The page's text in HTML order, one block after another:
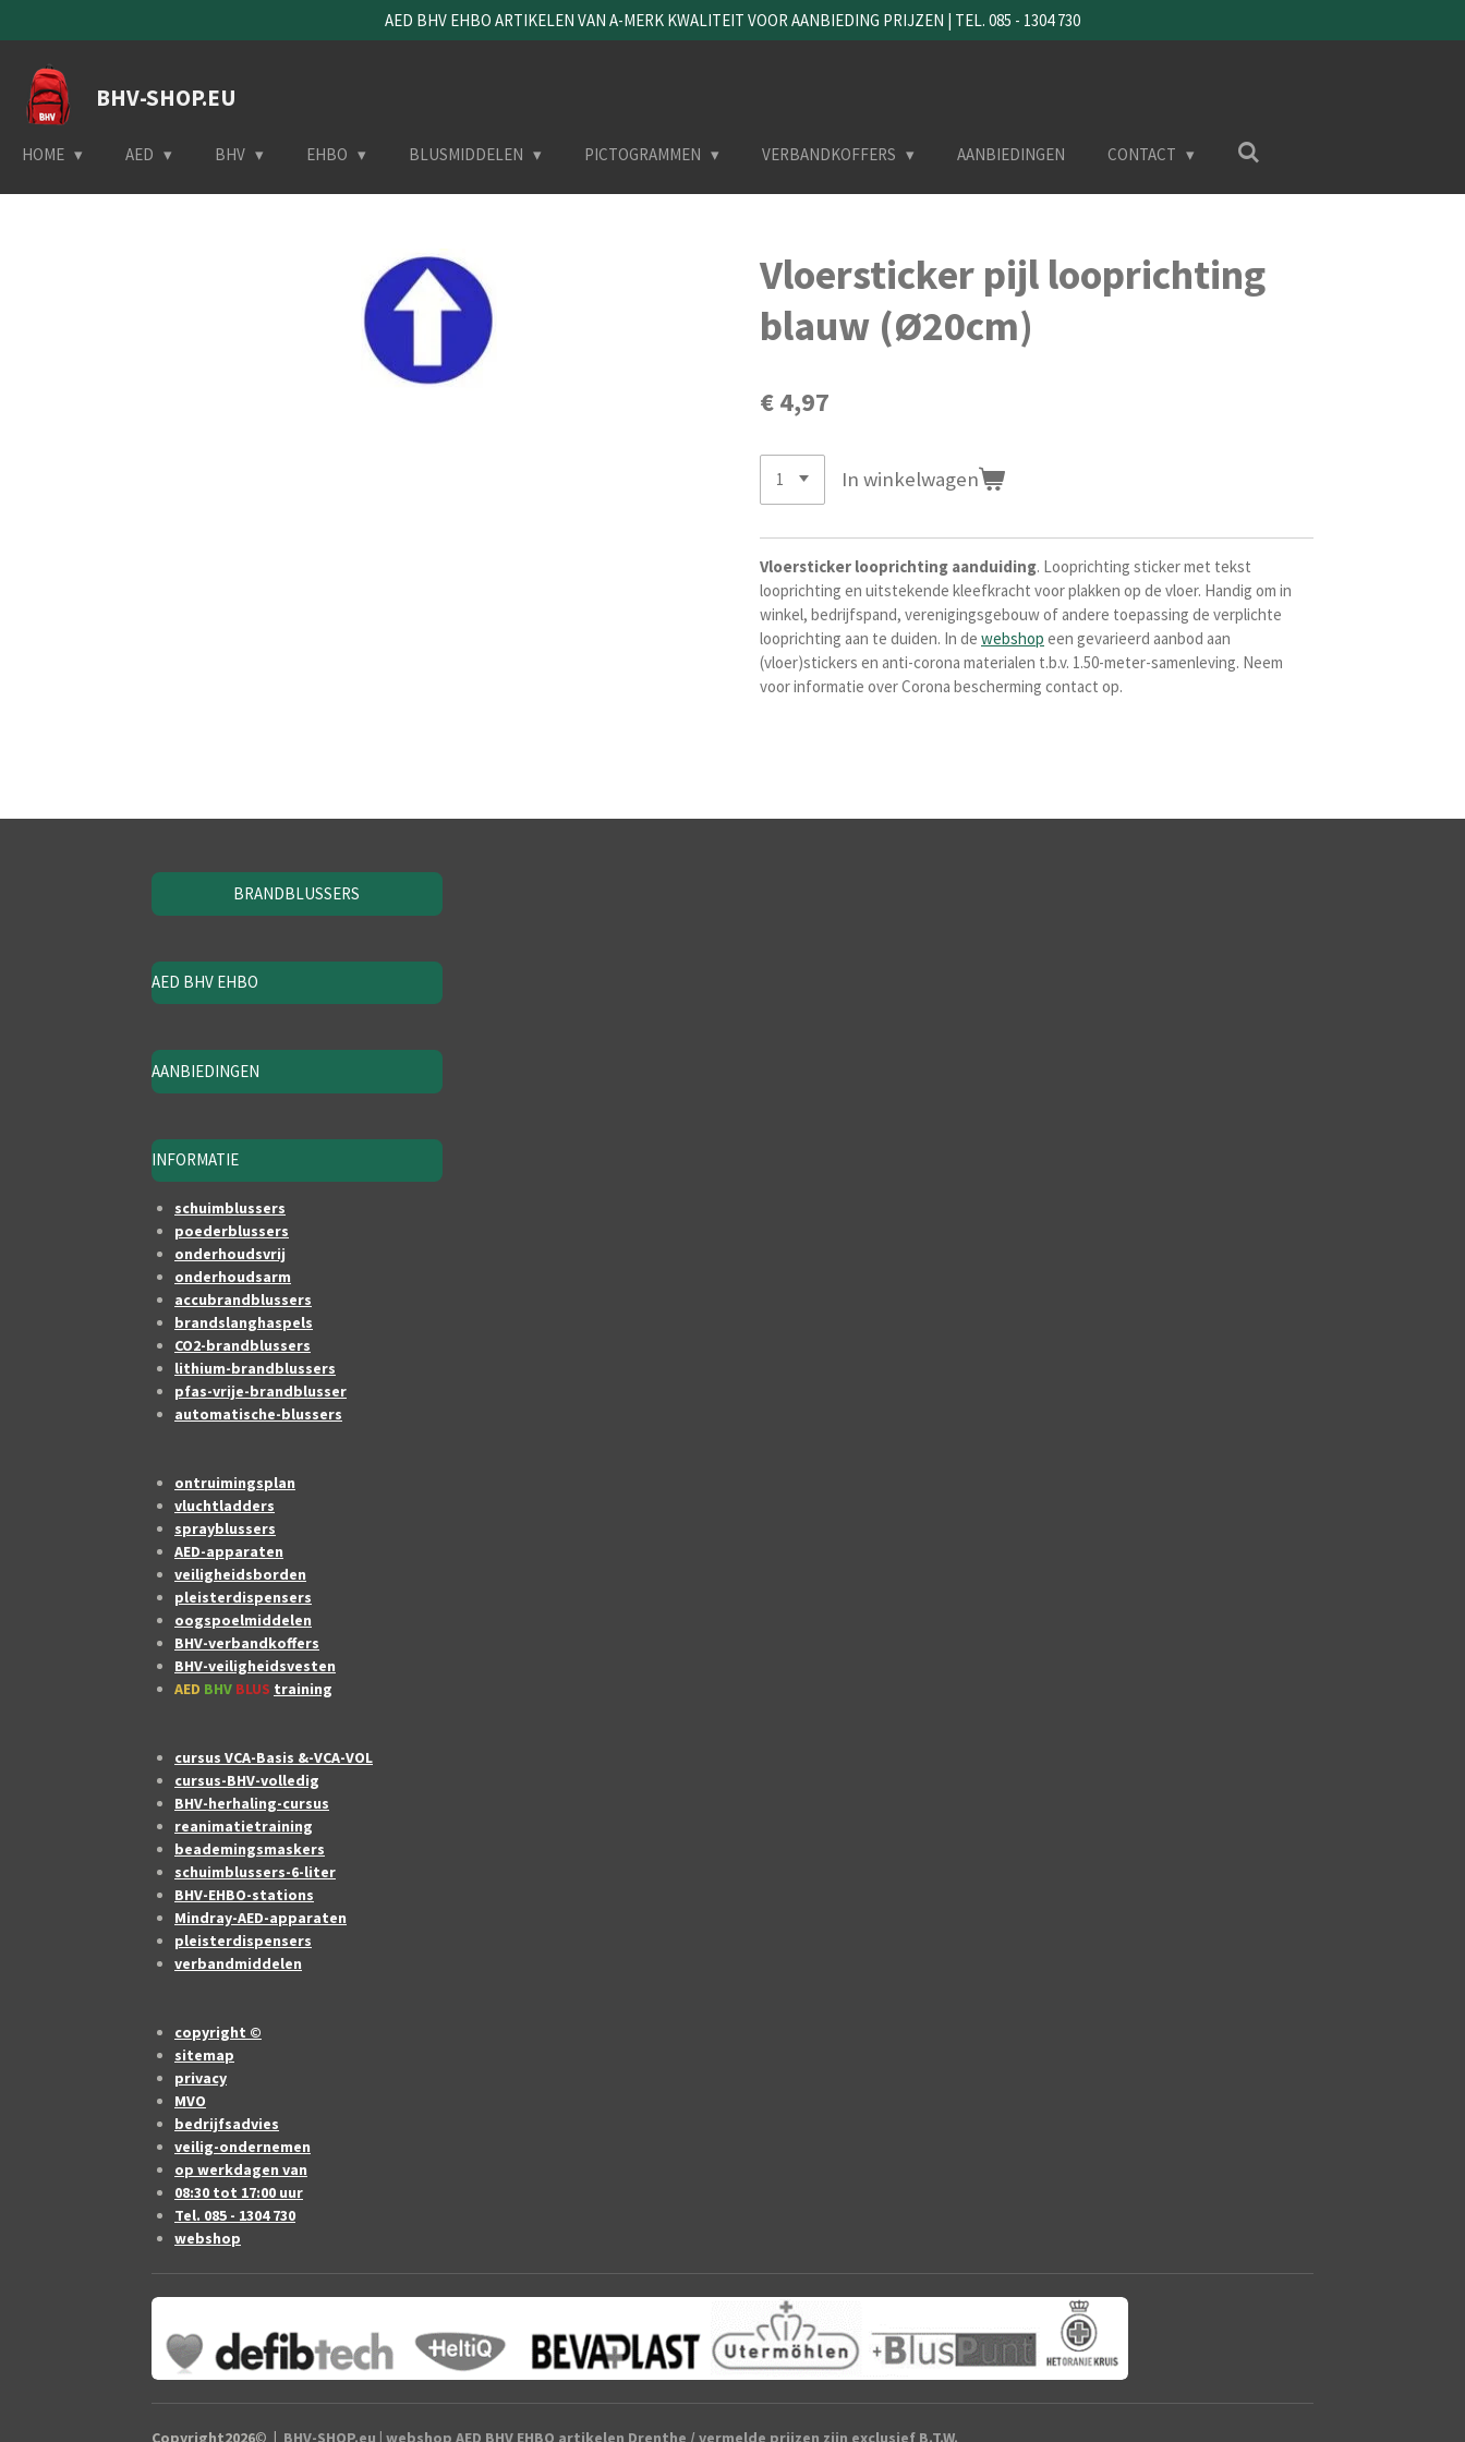
direct
naar
hoofdinhoud
AED BHV EHBO ARTIKELEN VAN A-MERK KWALITEIT VOOR AANBIEDING PRIJZEN | TEL. 085 - 1304 730
BHV-SHOP.EU
HOME AED BHV EHBO BLUSMIDDELEN PICTOGRAMMEN VERBANDKOFFERS AANBIEDINGEN CONTACT
Vloersticker pijl looprichting
blauw (Ø20cm)
€ 4,97
In winkelwagen
Vloersticker looprichting aanduiding. Looprichting sticker met tekst
looprichting en uitstekende kleefkracht voor plakken op de vloer. Handig om in
winkel, bedrijfspand, verenigingsgebouw of andere toepassing de verplichte
looprichting aan te duiden. In de webshop een gevarieerd aanbod aan
(vloer)stickers en anti-corona materialen t.b.v. 1.50-meter-samenleving. Neem
voor informatie over Corona bescherming contact op.
BRANDBLUSSERS
AED BHV EHBO
AANBIEDINGEN
INFORMATIE
schuimblussers
poederblussers
onderhoudsvrij
onderhoudsarm
accubrandblussers
brandslanghaspels
CO2-brandblussers
lithium-brandblussers
pfas-vrije-brandblusser
automatische-blussers
ontruimingsplan
vluchtladders
sprayblussers
AED-apparaten
veiligheidsborden
pleisterdispensers
oogspoelmiddelen
BHV-verbandkoffers
BHV-veiligheidsvesten
AED BHV BLUS training
cursus VCA-Basis &-VCA-VOL
cursus-BHV-volledig
BHV-herhaling-cursus
reanimatietraining
beademingsmaskers
schuimblussers-6-liter
BHV-EHBO-stations
Mindray-AED-apparaten
pleisterdispensers
verbandmiddelen
copyright ©
sitemap
privacy
MVO
bedrijfsadvies
veilig-ondernemen
op werkdagen van
08:30 tot 17:00 uur
Tel. 085 - 1304 730
webshop
Copyright2026© | BHV-SHOP.eu | webshop AED BHV EHBO artikelen Drenthe / vermelde prijzen zijn exclusief B.T.W.